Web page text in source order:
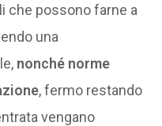
che possono farne a
una
nonché norme
, fermo restando
vengano